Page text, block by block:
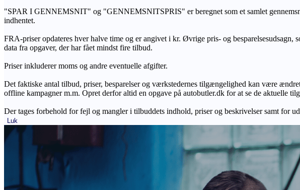
"SPAR I GENNEMSNIT" og "GENNEMSNITSPRIS" er beregnet som et samlet
indhentet.
FRA-priser opdateres hver halve time og er angivet i kr. Øvrige pris- og
data fra opgaver, der har fået mindst fire tilbud.
Priser inkluderer moms og andre eventuelle afgifter.
Det faktiske antal tilbud, priser, besparelser og værkstedernes tilgængelighed kan være
offline kampagner m.m. Opret derfor altid en opgave på autobutler.dk for at se de aktuelle
Der tages forbehold for fejl og mangler i tilbuddets indhold, priser og beskrivelser samt for
Luk